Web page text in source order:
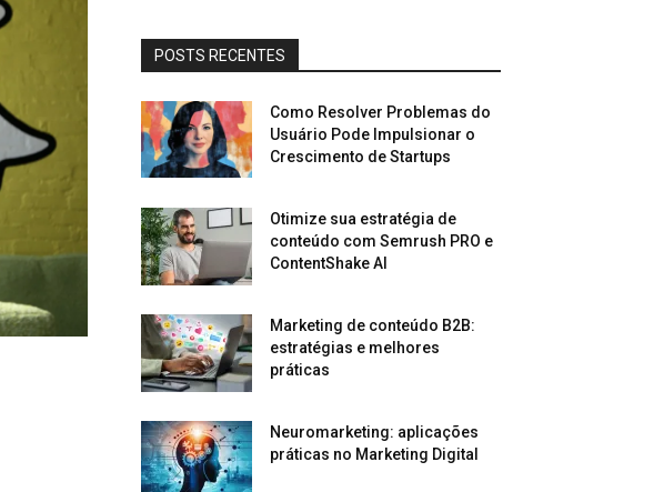
POSTS RECENTES
Como Resolver Problemas do
Usuário Pode Impulsionar o
Crescimento de Startups
Otimize sua estratégia de
conteúdo com Semrush PRO e
ContentShake AI
Marketing de conteúdo B2B:
estratégias e melhores
práticas
Neuromarketing: aplicações
práticas no Marketing Digital